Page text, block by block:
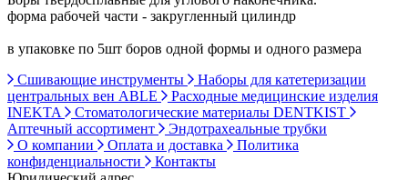
форма рабочей части - закругленный цилиндр
в упаковке по 5шт боров одной формы и одного размера
Сшивающие инструменты
Наборы для катетеризации
центральных вен ABLE
Расходные медицинские изделия
INEKTA
Стоматологические материалы DENTKIST
Аптечный ассортимент
Эндотрахеальные трубки
О компании
Оплата и доставка
Политика
конфиденциальности
Контакты